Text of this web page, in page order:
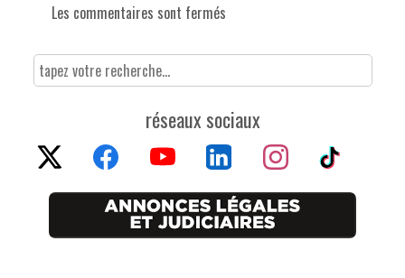
Les commentaires sont fermés
réseaux sociaux